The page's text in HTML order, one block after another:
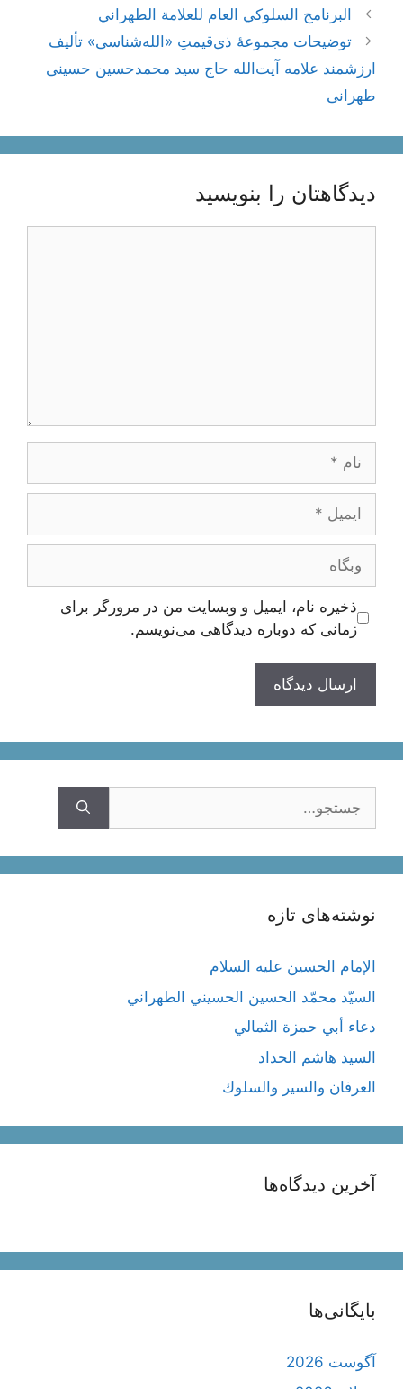
ناوبری
نوشته‌ها
البرنامج السلوكي العام للعلامة الطهراني
توضیحات مجموعۀ ذی‌قیمتِ «الله‌شناسی» تألیف
ارزشمند علامه آیت‌الله حاج سید محمد‌حسین حسینی
طهرانی
دیدگاهتان را بنویسید
وبگاه
ذخیره نام، ایمیل و وبسایت من در مرورگر برای
زمانی که دوباره دیدگاهی می‌نویسم.
نوشته‌های تازه
الإمام الحسين عليه السلام
السيّد محمّد الحسين الحسيني الطهراني
دعاء أبي حمزة الثمالي
السيد هاشم الحداد
العرفان والسیر والسلوك
آخرین دیدگاه‌ها
بایگانی‌ها
آگوست 2026